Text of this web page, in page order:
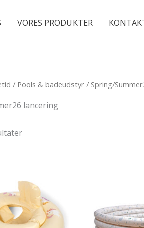
VORES PRODUKTER
/ Pools & badeudstyr / Spring/
lancering